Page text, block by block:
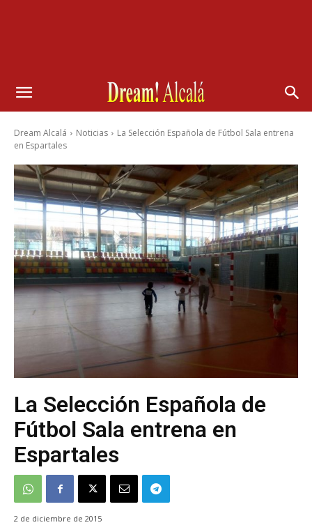
Dream Alcalá Noticias
La Selección Española de Fútbol Sala entrena
en Espartales
La Selección Española de
Fútbol Sala entrena en
Espartales
2 de diciembre de 2015